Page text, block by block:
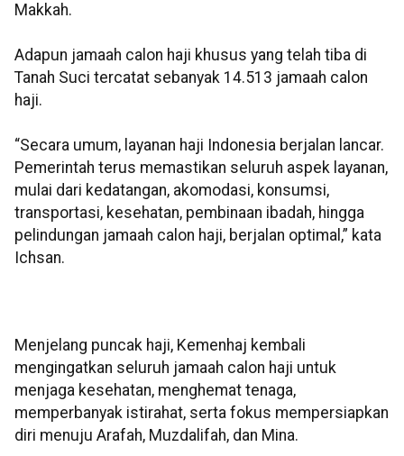
Makkah.
Adapun jamaah calon haji khusus yang telah tiba di
Tanah Suci tercatat sebanyak 14.513 jamaah calon
haji.
“Secara umum, layanan haji Indonesia berjalan lancar.
Pemerintah terus memastikan seluruh aspek layanan,
mulai dari kedatangan, akomodasi, konsumsi,
transportasi, kesehatan, pembinaan ibadah, hingga
pelindungan jamaah calon haji, berjalan optimal,” kata
Ichsan.
Menjelang puncak haji, Kemenhaj kembali
mengingatkan seluruh jamaah calon haji untuk
menjaga kesehatan, menghemat tenaga,
memperbanyak istirahat, serta fokus mempersiapkan
diri menuju Arafah, Muzdalifah, dan Mina.